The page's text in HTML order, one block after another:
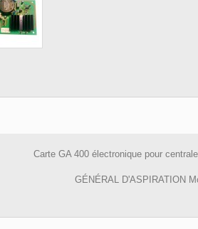
Carte GA 400 électronique pour
GÉNÉRAL D'ASPIRATION